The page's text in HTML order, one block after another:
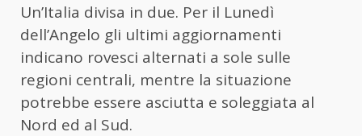
Un’Italia divisa in due. Per il Lunedì
dell’Angelo gli ultimi aggiornamenti
indicano rovesci alternati a sole sulle
regioni centrali, mentre la situazione
potrebbe essere asciutta e soleggiata al
Nord ed al Sud.